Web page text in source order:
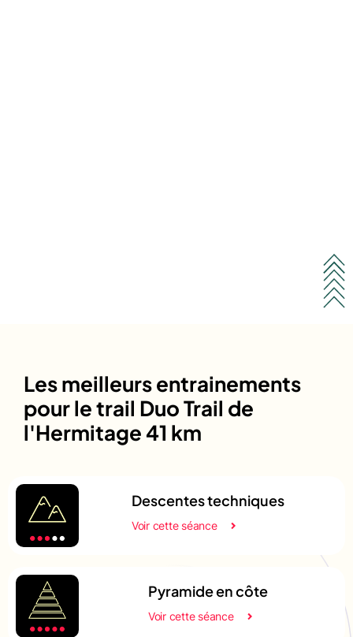
Les meilleurs entrainements
pour le trail Duo Trail de
l'Hermitage 41 km
Descentes techniques
Voir cette séance
Pyramide en côte
Voir cette séance